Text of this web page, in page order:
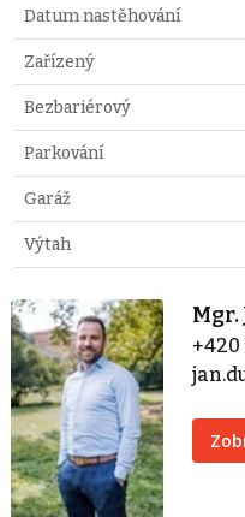
Datum nastěhování
Zařízený
Bezbariérový
Parkování
Garáž
Výtah
Mgr.
+420